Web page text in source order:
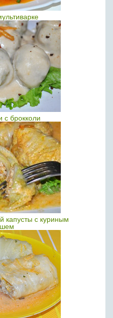
с брокколи
капусты с куриным